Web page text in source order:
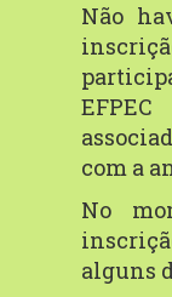
Não
EFPEC
com a
No
alguns